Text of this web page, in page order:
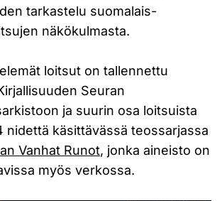
tarkastelu suomalais-
näkökulmasta.
loitsut on tallennettu
Seuran
ja suurin osa loitsuista
nidettä käsittävässä teossarjassa
Vanhat Runot, jonka aineisto on
myös verkossa.